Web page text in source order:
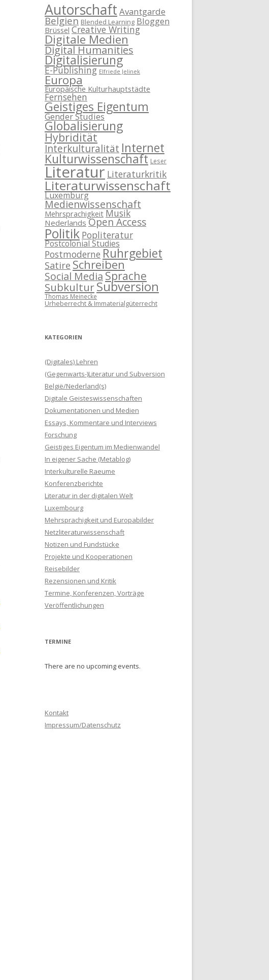
Autorschaft Avantgarde
Belgien Blended Learning Bloggen
Brüssel Creative Writing
Digitale Medien
Digital Humanities
Digitalisierung
E-Publishing Elfriede Jelinek
Europa
Europäische Kulturhauptstädte
Fernsehen
Geistiges Eigentum
Gender Studies
Globalisierung
Hybridität
Interkulturalität Internet
Kulturwissenschaft Leser
Literatur Literaturkritik
Literaturwissenschaft
Luxemburg
Medienwissenschaft
Mehrsprachigkeit Musik
Nederlands Open Access
Politik Popliteratur
Postcolonial Studies
Postmoderne Ruhrgebiet
Satire Schreiben
Social MediaSprache
SubkulturSubversion
Thomas Meinecke
Urheberrecht & Immaterialgüterrecht
KATEGORIEN
(Digitales) Lehren
(Gegenwarts-)Literatur und Subversion
België/Nederland(s)
Digitale Geisteswissenschaften
Dokumentationen und Medien
Essays, Kommentare und Interviews
Forschung
Geistiges Eigentum im Medienwandel
In eigener Sache (Metablog)
Interkulturelle Raeume
Konferenzberichte
Literatur in der digitalen Welt
Luxembourg
Mehrsprachigkeit und Europabilder
Netzliteraturwissenschaft
Notizen und Fundstücke
Projekte und Kooperationen
Reisebilder
Rezensionen und Kritik
Termine, Konferenzen, Vorträge
Veröffentlichungen
TERMINE
There are no upcoming events.
Kontakt
Impressum/Datenschutz